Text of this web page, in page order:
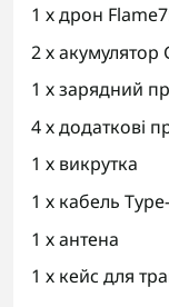
1 х дрон
2 х акумулятор
1 х зарядний
4 х додаткові
1 х викрутка
1 х кабель
1 х антена
1 х кейс для